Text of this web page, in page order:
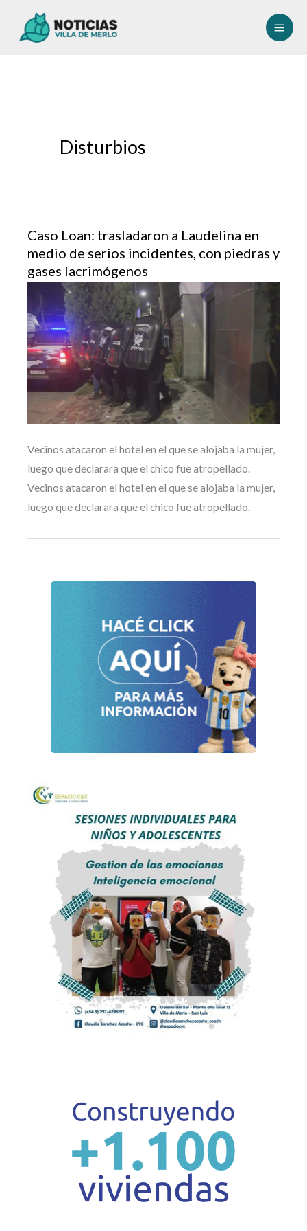
Disturbios
Caso Loan: trasladaron a Laudelina en
medio de serios incidentes, con piedras y
gases lacrimógenos
Vecinos atacaron el hotel en el que se alojaba la mujer,
luego que declarara que el chico fue atropellado.
Vecinos atacaron el hotel en el que se alojaba la mujer,
luego que declarara que el chico fue atropellado.